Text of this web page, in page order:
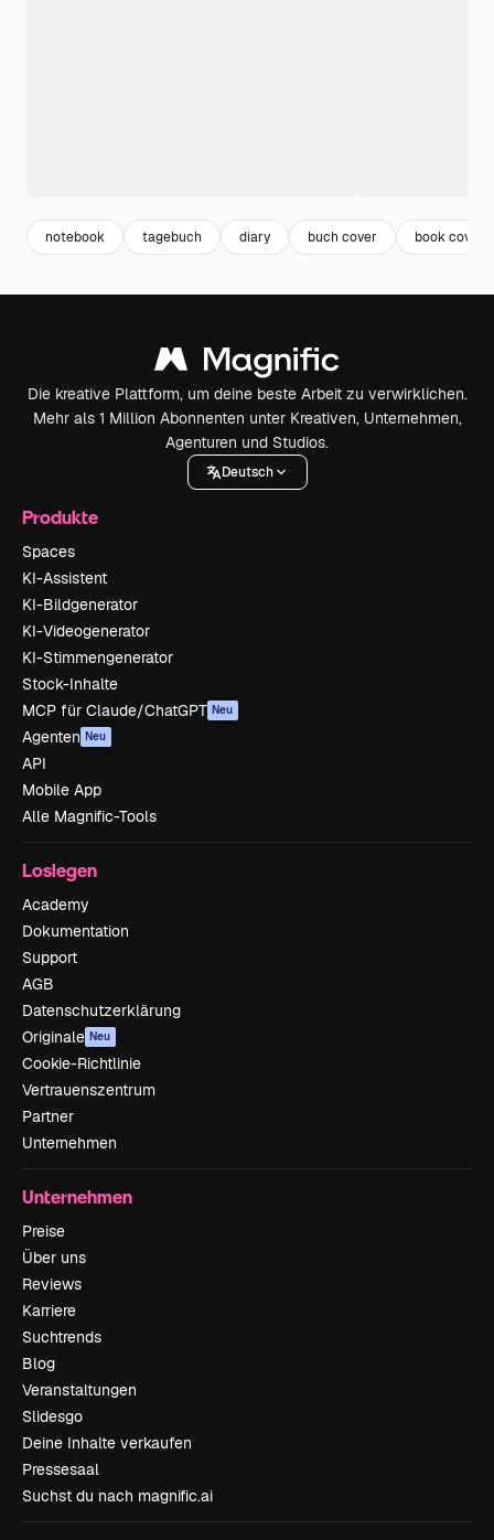
notebook tagebuch diary buch cover book cover
Die kreative Plattform, um deine beste Arbeit zu verwirklichen.
Mehr als 1 Million Abonnenten unter Kreativen, Unternehmen,
Agenturen und Studios.
Deutsch
Produkte
Spaces
KI-Assistent
KI-Bildgenerator
KI-Videogenerator
KI-Stimmengenerator
Stock-Inhalte
MCP für Claude/ChatGPT Neu
Agenten Neu
API
Mobile App
Alle Magnific-Tools
Loslegen
Academy
Dokumentation
Support
AGB
Datenschutzerklärung
Originale Neu
Cookie-Richtlinie
Vertrauenszentrum
Partner
Unternehmen
Unternehmen
Preise
Über uns
Reviews
Karriere
Suchtrends
Blog
Veranstaltungen
Slidesgo
Deine Inhalte verkaufen
Pressesaal
Suchst du nach magnific.ai